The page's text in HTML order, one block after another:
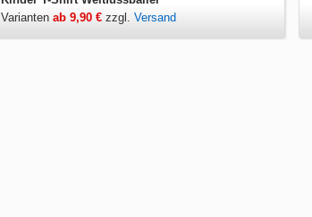
Varianten ab 9,90 €zzgl. Versand